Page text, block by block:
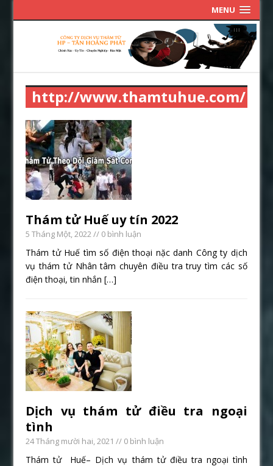
MENU
http://www.thamtuhue.com/
Thám tử Huế uy tín 2022
5 Tháng Một, 2022// 0 bình luận
Thám tử Huế tìm số điện thoại nặc danh Công ty dịch
vụ thám tử Nhân tâm chuyên điều tra truy tìm các số
điện thoại, tin nhắn[…]
Dịch vụ thám tử điều tra ngoại
tình
24 Tháng mười hai, 2021 // 0 bình luận
Thám tử Huế– Dịch vụ thám tử điều tra ngoại tình